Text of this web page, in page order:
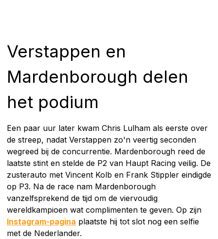
Verstappen en
Mardenborough delen
het podium
Een paar uur later kwam Chris Lulham als eerste over
de streep, nadat Verstappen zo'n veertig seconden
wegreed bij de concurrentie. Mardenborough reed de
laatste stint en stelde de P2 van Haupt Racing veilig. De
zusterauto met Vincent Kolb en Frank Stippler eindigde
op P3. Na de race nam Mardenborough
vanzelfsprekend de tijd om de viervoudig
wereldkampioen wat complimenten te geven. Op zijn
Instagram-pagina plaatste hij tot slot nog een selfie
met de Nederlander.